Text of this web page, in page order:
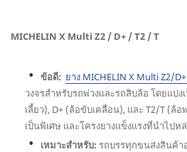
MICHELIN X Multi Z2 / D+ / T2 / T
ข้อดี: ยาง MICHELIN X Multi Z2/
วงจรสำหรับรถพ่วงและรถสิบล้อ โดยแบ่ง
เลี้ยว), D+ (ล้อขับเคลื่อน), และ T2/T (ล้
เป็นพิเศษ และโครงยางแข็งแรงที่นำไป
เหมาะสำหรับ: รถบรรทุกขนส่งสินค้